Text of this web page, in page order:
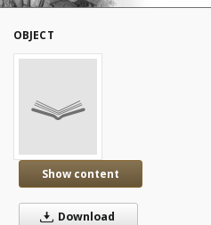
OBJECT
Show content
Download